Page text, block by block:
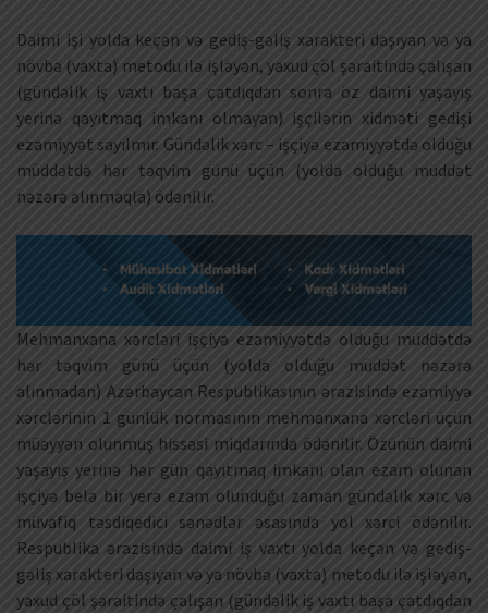
Daimi işi yolda keçən və gediş-gəliş xarakteri daşıyan və ya
növbə (vaxta) metodu ilə işləyən, yaxud çöl şəraitində çalışan
(gündəlik iş vaxtı başa çatdıqdan sonra öz daimi yaşayış
yerinə qayıtmaq imkanı olmayan) işçilərin xidməti gedişi
ezamiyyət sayılmır. Gündəlik xərc – işçiyə ezamiyyətdə olduğu
müddətdə hər təqvim günü üçün (yolda olduğu müddət
nəzərə alınmaqla) ödənilir.
Mehmanxana xərcləri işçiyə ezamiyyətdə olduğu müddətdə
hər təqvim günü üçün (yolda olduğu müddət nəzərə
alınmadan) Azərbaycan Respublikasının ərazisində ezamiyyə
xərclərinin 1 günlük normasının mehmanxana xərcləri üçün
müəyyən olunmuş hissəsi miqdarında ödənilir. Özünün daimi
yaşayış yerinə hər gün qayıtmaq imkanı olan ezam olunan
işçiyə belə bir yerə ezam olunduğu zaman gündəlik xərc və
müvafiq təsdiqedici sənədlər əsasında yol xərci ödənilir.
Respublika ərazisində daimi iş vaxtı yolda keçən və gediş-
gəliş xarakteri daşıyan və ya növbə (vaxta) metodu ilə işləyən,
yaxud çöl şəraitində çalışan (gündəlik iş vaxtı başa çatdıqdan